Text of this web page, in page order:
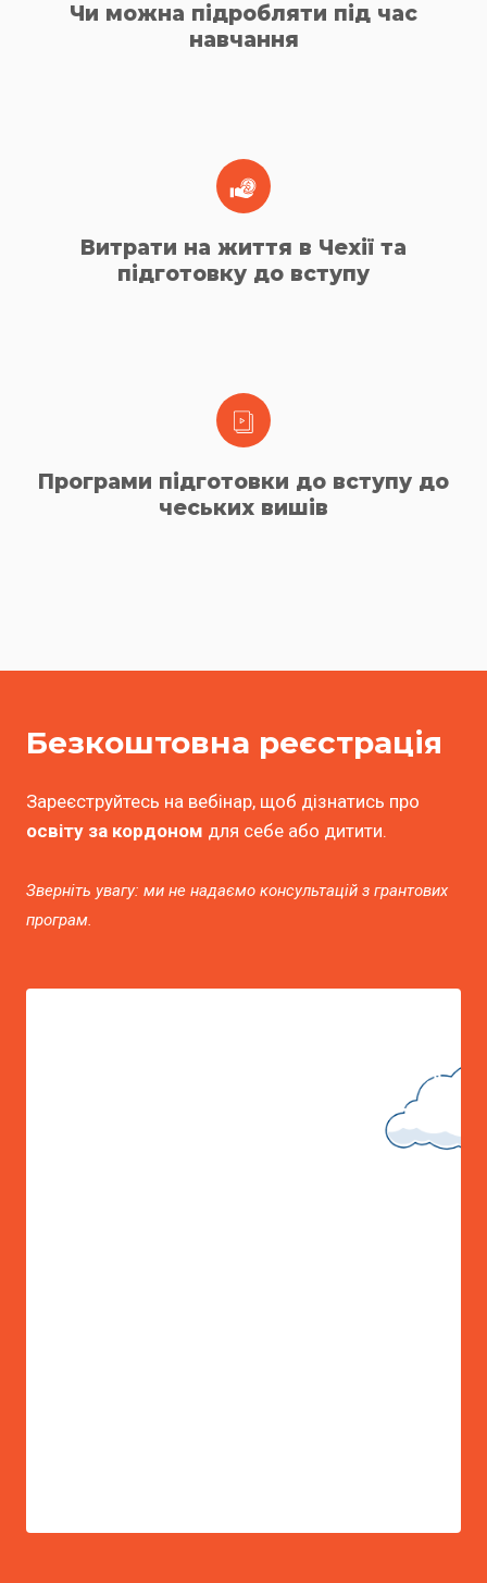
Чи можна підробляти під час
навчання
Витрати на життя в Чехії та
підготовку до вступу
Програми підготовки до вступу до
чеських вишів
Безкоштовна реєстрація
Зареєструйтесь на вебінар, щоб дізнатись про
освіту за кордоном для себе або дитити.
Зверніть увагу: ми не надаємо консультацій з грантових
програм.